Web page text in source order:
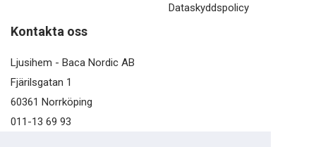
Dataskyddspolicy
Kontakta oss
Ljusihem - Baca Nordic AB
Fjärilsgatan 1
60361 Norrköping
011-13 69 93